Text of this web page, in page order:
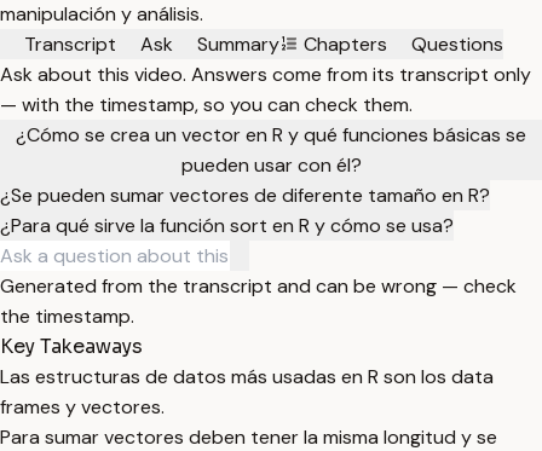
manipulación y análisis.
Transcript
Ask Summary Chapters
Questions
Ask about this video. Answers come from its transcript only
— with the timestamp, so you can check them.
¿Cómo se crea un vector en R y qué funciones básicas se
pueden usar con él?
¿Se pueden sumar vectores de diferente tamaño en R?
¿Para qué sirve la función sort en R y cómo se usa?
Generated from the transcript and can be wrong — check
the timestamp.
Key Takeaways
Las estructuras de datos más usadas en R son los data
frames y vectores.
Para sumar vectores deben tener la misma longitud y se